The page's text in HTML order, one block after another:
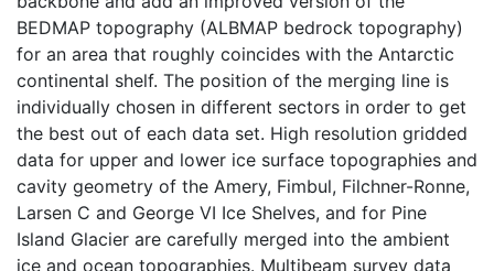
BEDMAP topography (ALBMAP bedrock topography)
for an area that roughly coincides with the Antarctic
continental shelf. The position of the merging line is
individually chosen in different sectors in order to get
the best out of each data set. High resolution gridded
data for upper and lower ice surface topographies and
cavity geometry of the Amery, Fimbul, Filchner-Ronne,
Larsen C and George VI Ice Shelves, and for Pine
Island Glacier are carefully merged into the ambient
ice and ocean topographies. Multibeam survey data